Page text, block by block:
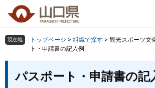
の
頭
ー
飛
組織で探す
検索の仕方 組織で探す サイトマッ
現在地 トップページ > 組織で探す > 観光スポーツ文
ト・申請書の記入例
パスポート・申請書の記